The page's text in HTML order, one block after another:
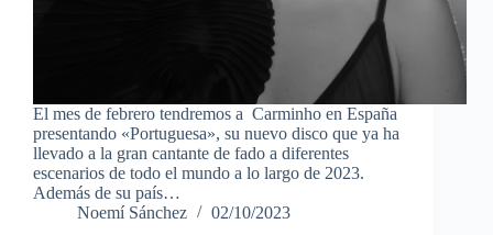
El mes de febrero tendremos a Carminho en España
presentando «Portuguesa», su nuevo disco que ya ha
llevado a la gran cantante de fado a diferentes
escenarios de todo el mundo a lo largo de 2023.
Además de su país…
Noemí Sánchez
02/10/2023